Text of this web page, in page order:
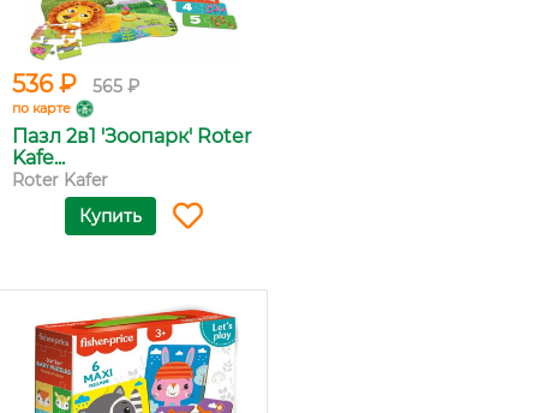
536 ₽ 565 ₽
по карте
Пазл 2в1 'Зоопарк' Roter
Kafe...
Roter Kafer
Купить